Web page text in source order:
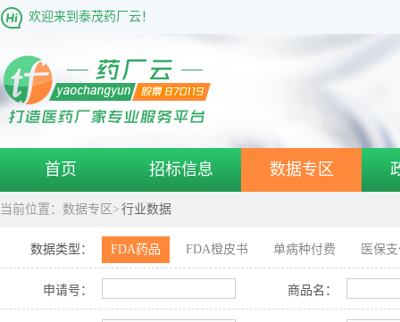
欢迎来到泰茂药厂云！
首页 招标信息 数据专区
当前位置： 数据专区> 行业数据
数据类型： FDA药品 FDA橙皮书 单病种付费 医保
申请号： 商品名：